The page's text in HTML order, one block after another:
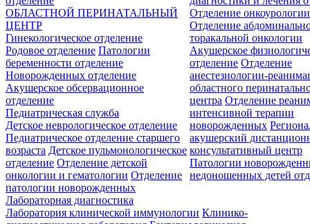
Отделение онкоурологии
Отделение
торакальной онкологии
ОБЛАСТНОЙ ПЕРИНАТАЛЬНЫЙ
ЦЕНТР
Гинекологическое отделение
Родовое отделение Патологии
беременности отделение
Новорожденных отделение
Акушерское обсервационное
отделение
Акушерское
отделение Отделение
анестезиологии-
областного
центра Отделение
интенсивной терапии
новорожденных
акушерский
консультативный центр
Патологии
недоношенных детей
Педиатрическая служба
Детское неврологическое отделение
Педиатрическое отделение старшего
возраста Детское пульмонологическое
отделение Отделение детской
онкологии и гематологии Отделение
патологии новорожденных
Лабораторная диагностика
Лаборатория клинической иммунологии Клинико-